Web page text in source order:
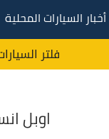
أخبار السيارات المحلية
فلتر
اوبل انسيجنيا